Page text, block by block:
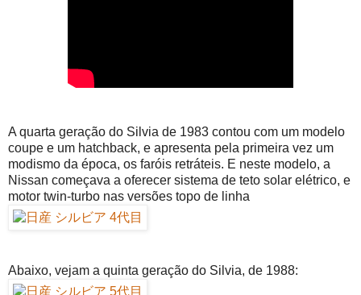
A quarta geração do Silvia de 1983 contou com um modelo
coupe e um hatchback, e apresenta pela primeira vez um
modismo da época, os faróis retráteis. E neste modelo, a
Nissan começava a oferecer sistema de teto solar elétrico, e
motor twin-turbo nas versões topo de linha
Abaixo, vejam a quinta geração do Silvia, de 1988: